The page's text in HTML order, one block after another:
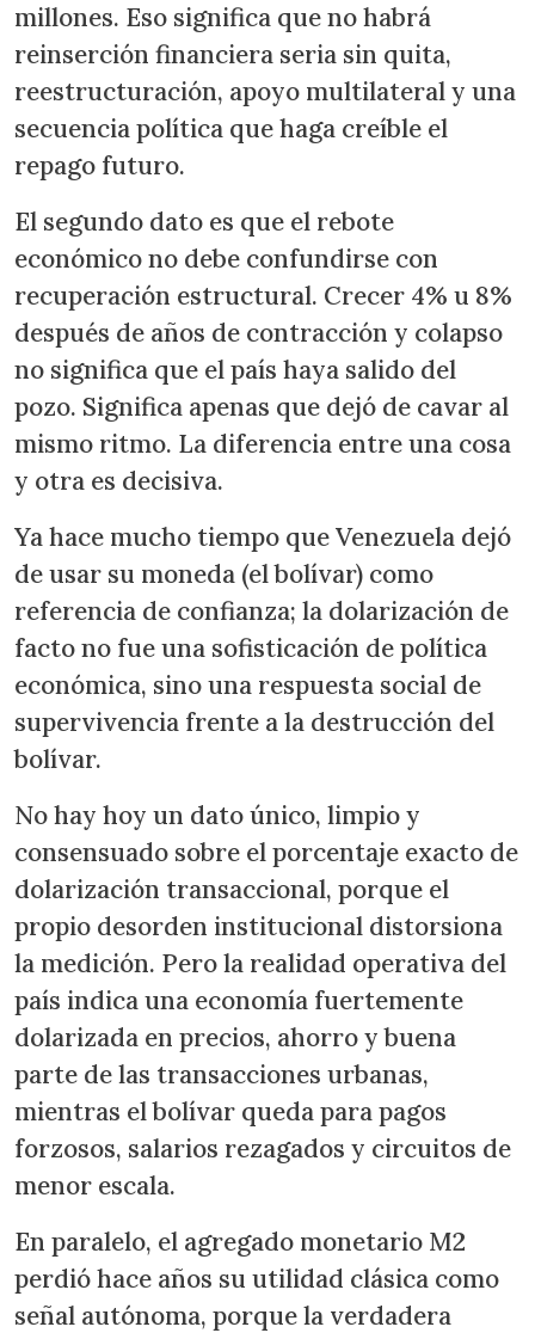
millones. Eso significa que no habrá
reinserción financiera seria sin quita,
reestructuración, apoyo multilateral y una
secuencia política que haga creíble el
repago futuro.
El segundo dato es que el rebote
económico no debe confundirse con
recuperación estructural. Crecer 4% u 8%
después de años de contracción y colapso
no significa que el país haya salido del
pozo. Significa apenas que dejó de cavar al
mismo ritmo. La diferencia entre una cosa
y otra es decisiva.
Ya hace mucho tiempo que Venezuela dejó
de usar su moneda (el bolívar) como
referencia de confianza; la dolarización de
facto no fue una sofisticación de política
económica, sino una respuesta social de
supervivencia frente a la destrucción del
bolívar.
No hay hoy un dato único, limpio y
consensuado sobre el porcentaje exacto de
dolarización transaccional, porque el
propio desorden institucional distorsiona
la medición. Pero la realidad operativa del
país indica una economía fuertemente
dolarizada en precios, ahorro y buena
parte de las transacciones urbanas,
mientras el bolívar queda para pagos
forzosos, salarios rezagados y circuitos de
menor escala.
En paralelo, el agregado monetario M2
perdió hace años su utilidad clásica como
señal autónoma, porque la verdadera